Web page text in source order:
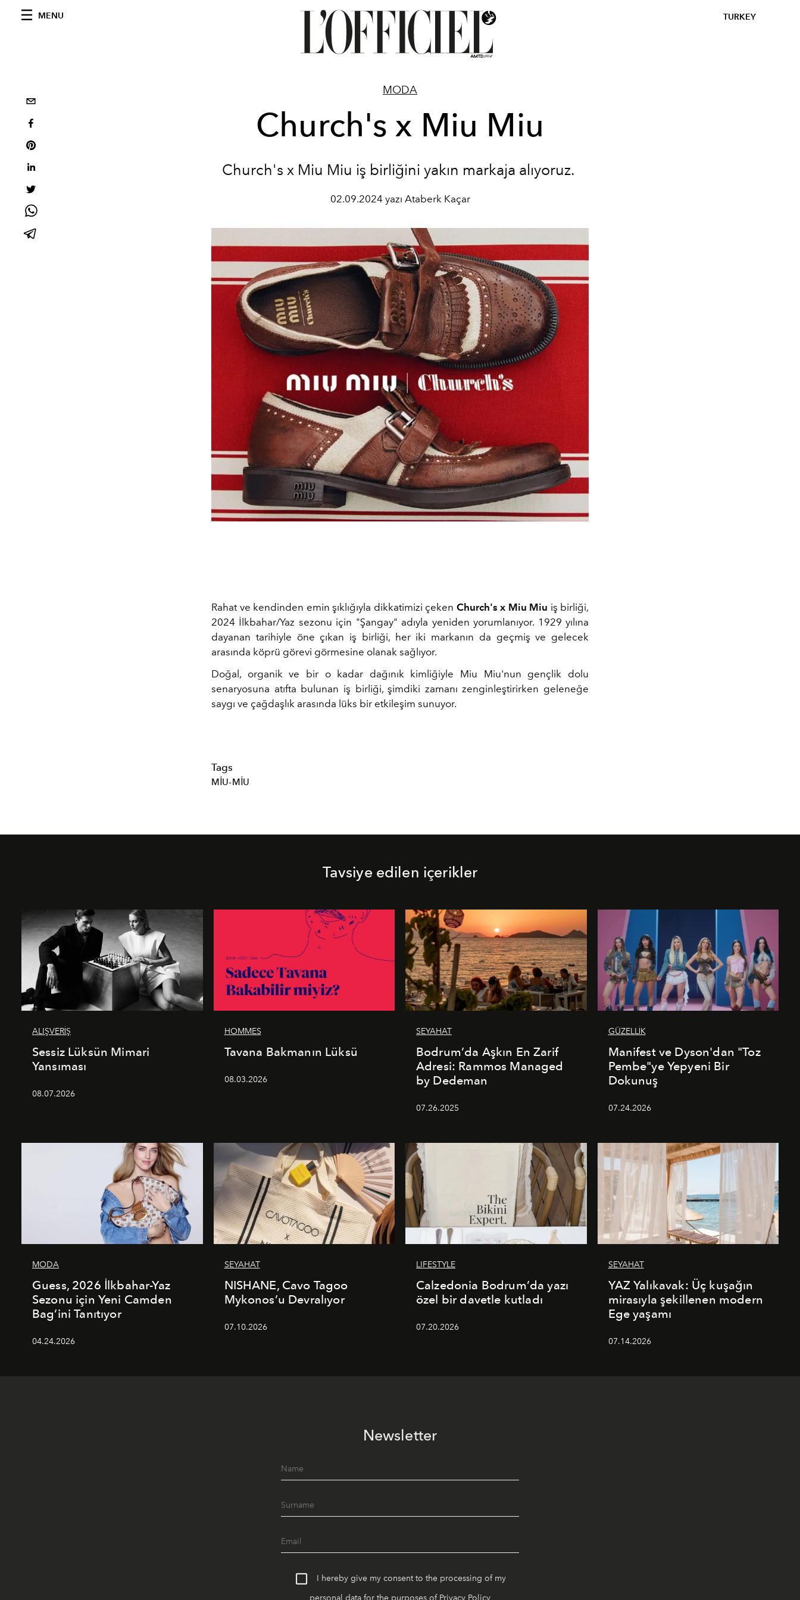
MENU TURKEY
MODA
Church's x Miu Miu
Church's x Miu Miu iş birliğini yakın markaja alıyoruz.
02.09.2024 yazı Ataberk Kaçar
Rahat ve kendinden emin şıklığıyla dikkatimizi çeken Church's x Miu Miu iş birliği,
2024 İlkbahar/Yaz sezonu için "Şangay" adıyla yeniden yorumlanıyor. 1929 yılına
dayanan tarihiyle öne çıkan iş birliği, her iki markanın da geçmiş ve gelecek
arasında köprü görevi görmesine olanak sağlıyor.
Doğal, organik ve bir o kadar dağınık kimliğiyle Miu Miu'nun gençlik dolu
senaryosuna atıfta bulunan iş birliği, şimdiki zamanı zenginleştirirken geleneğe
saygı ve çağdaşlık arasında lüks bir etkileşim sunuyor.
Tags
MIU-MIU
Tavsiye edilen içerikler
ALIŞVERİŞ
Sessiz Lüksün Mimari
Yansıması
08.07.2026
HOMMES
Tavana Bakmanın Lüksü
08.03.2026
SEYAHAT
Bodrum’da Aşkın En Zarif
Adresi: Rammos Managed
by Dedeman
07.26.2025
GÜZELLİK
Manifest ve Dyson'dan "Toz
Pembe"ye Yepyeni Bir
Dokunuş
07.24.2026
MODA
Guess, 2026 İlkbahar-Yaz
Sezonu için Yeni Camden
Bag’ini Tanıtıyor
04.24.2026
SEYAHAT
NISHANE, Cavo Tagoo
Mykonos’u Devralıyor
07.10.2026
LIFESTYLE
Calzedonia Bodrum’da yazı
özel bir davetle kutladı
07.20.2026
SEYAHAT
YAZ Yalıkavak: Üç kuşağın
mirasıyla şekillenen modern
Ege yaşamı
07.14.2026
Newsletter
I hereby give my consent to the processing of my